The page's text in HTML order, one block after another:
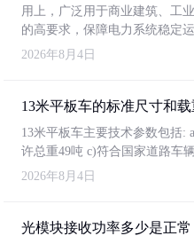
用上，广泛用于商业建筑、工
的高要求，保障电力系统稳定运
2026年8月4日
13米平板车的标准尺寸和
13米平板车主要技术参数包括:
许总重49吨 c)符合国家道路车
2026年8月4日
光模块接收功率多少是正常